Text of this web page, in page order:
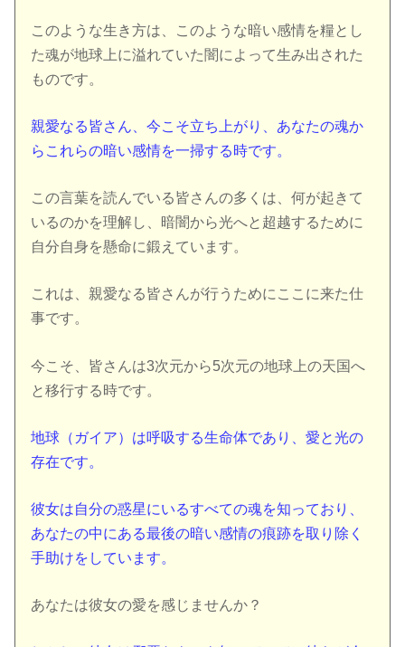
このような生き方は、このような暗い感情を糧とし
た魂が地球上に溢れていた闇によって生み出された
ものです。
親愛なる皆さん、今こそ立ち上がり、あなたの魂か
らこれらの暗い感情を一掃する時です。
この言葉を読んでいる皆さんの多くは、何が起きて
いるのかを理解し、暗闇から光へと超越するために
自分自身を懸命に鍛えています。
これは、親愛なる皆さんが行うためにここに来た仕
事です。
今こそ、皆さんは3次元から5次元の地球上の天国へ
と移行する時です。
地球（ガイア）は呼吸する生命体であり、愛と光の
存在です。
彼女は自分の惑星にいるすべての魂を知っており、
あなたの中にある最後の暗い感情の痕跡を取り除く
手助けをしています。
あなたは彼女の愛を感じませんか？